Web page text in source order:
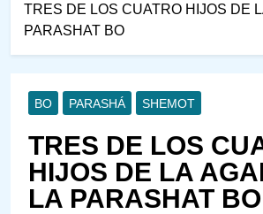
TRES DE LOS CUATRO HIJOS DE
PARASHAT BO
BO PARASHÁ SHEMOT
TRES DE LOS
HIJOS DE LA
LA PARASHAT BO